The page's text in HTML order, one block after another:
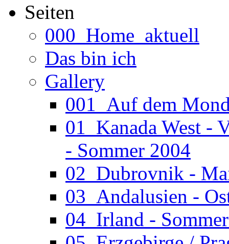
Seiten
000_Home_aktuell
Das bin ich
Gallery
001_Auf dem
01_Kanada West -
- Sommer 2004
02_Dubrovnik -
03_Andalusien -
04_Irland -